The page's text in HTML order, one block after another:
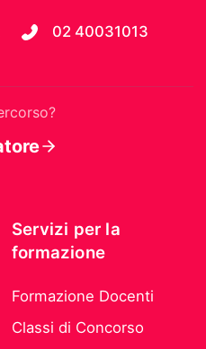
02 40031013
Servizi per la
formazione
Formazione Docenti
Classi di Concorso